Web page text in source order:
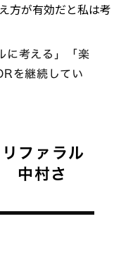
方が有効だと私は考
に考える」「楽
を継続してい
ファラル
中村さ